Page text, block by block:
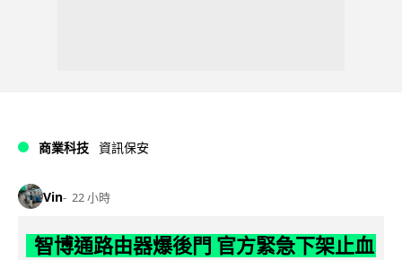
商業科技 資訊保安
Vin 22 小時
智博通路由器爆後門 官方緊急下架止血